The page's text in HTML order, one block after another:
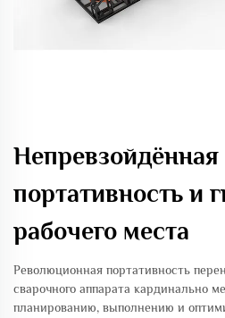
Непревзойдённая
портативность и
рабочего места
Революционная портативность
сварочного аппарата кардинально
планированию, выполнению и